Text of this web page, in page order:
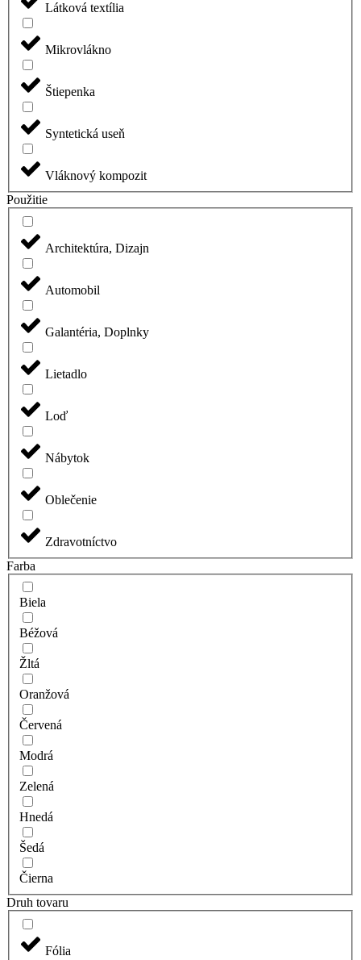
Látková textília
Mikrovlákno
Štiepenka
Syntetická useň
Vláknový kompozit
Použitie
Architektúra, Dizajn
Automobil
Galantéria, Doplnky
Lietadlo
Loď
Nábytok
Oblečenie
Zdravotníctvo
Farba
Biela
Béžová
Žltá
Oranžová
Červená
Modrá
Zelená
Hnedá
Šedá
Čierna
Druh tovaru
Fólia